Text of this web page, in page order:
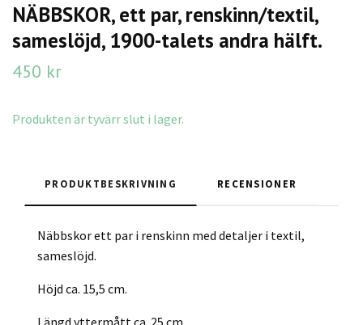
NÄBBSKOR, ett par, renskinn/textil,
sameslöjd, 1900-talets andra hälft.
450 kr
Produkten är tyvärr slut i lager.
PRODUKTBESKRIVNING RECENSIONER
Näbbskor ett par i renskinn med detaljer i textil,
sameslöjd.
Höjd ca. 15,5 cm.